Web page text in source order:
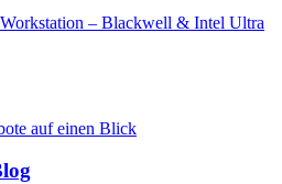
– Blackwell & Intel Ultra
auf einen Blick